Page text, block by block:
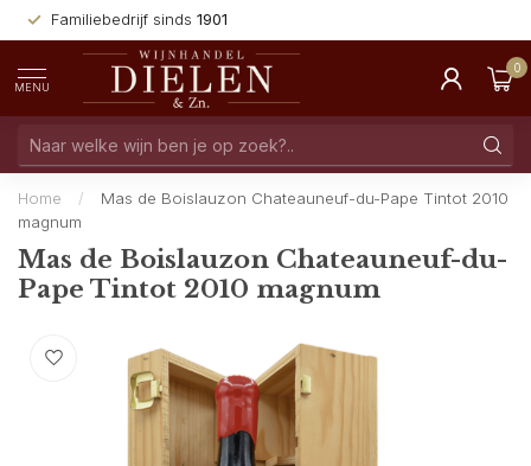
Familiebedrijf sinds 1901
MENU
0
Home /
Mas de Boislauzon Chateauneuf-du-Pape Tintot 2010
magnum
Mas de Boislauzon Chateauneuf-du-
Pape Tintot 2010 magnum